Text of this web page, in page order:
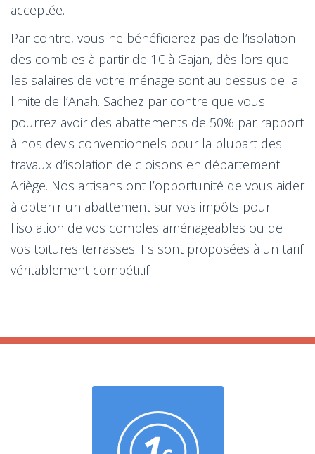
acceptée.
Par contre, vous ne bénéficierez pas de l’isolation
des combles à partir de 1€ à Gajan, dès lors que
les salaires de votre ménage sont au dessus de la
limite de l’Anah. Sachez par contre que vous
pourrez avoir des abattements de 50% par rapport
à nos devis conventionnels pour la plupart des
travaux d’isolation de cloisons en département
Ariège. Nos artisans ont l’opportunité de vous aider
à obtenir un abattement sur vos impôts pour
l'isolation de vos combles aménageables ou de
vos toitures terrasses. Ils sont proposées à un tarif
véritablement compétitif.